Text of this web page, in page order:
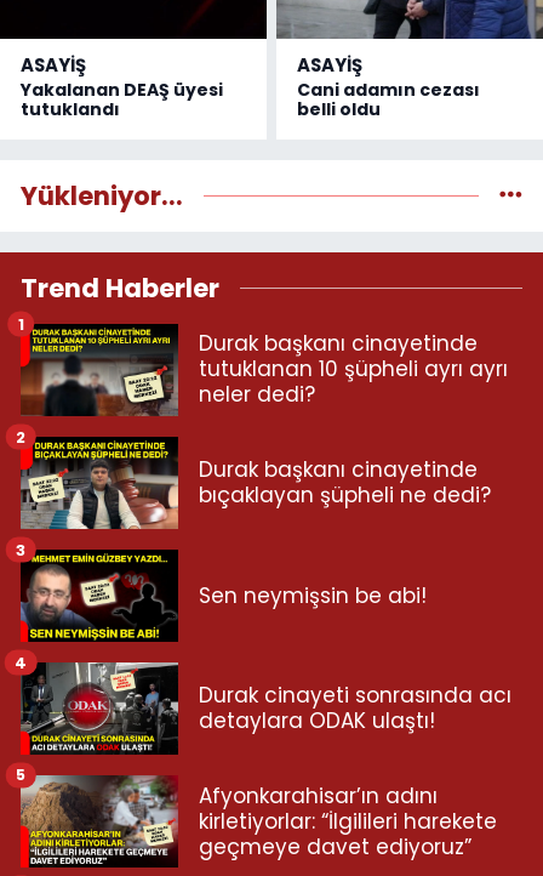
ASAYİŞ
Yakalanan DEAŞ üyesi
tutuklandı
ASAYİŞ
Cani adamın cezası
belli oldu
Yükleniyor...
Trend Haberler
Durak başkanı cinayetinde
tutuklanan 10 şüpheli ayrı ayrı
neler dedi?
1
Durak başkanı cinayetinde
bıçaklayan şüpheli ne dedi?
2
Sen neymişsin be abi!
3
Durak cinayeti sonrasında acı
detaylara ODAK ulaştı!
4
Afyonkarahisar’ın adını
kirletiyorlar: “İlgilileri harekete
geçmeye davet ediyoruz”
5